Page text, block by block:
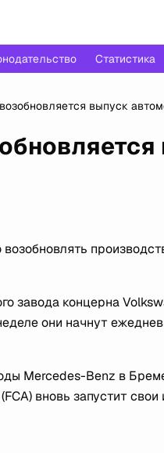
Статистика
выпуск
завода концерна
они начнут
Mercedes-Benz в
вновь запустит